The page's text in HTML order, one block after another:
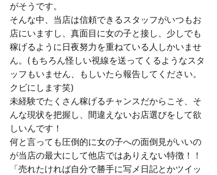
がそうです。
そんな中、当店は信頼できるスタッフがいつもお
店にいますし、真面目に女の子と接し、少しでも
稼げるように日夜努力を重ねている人しかいませ
ん。(もちろん怪しい視線を送ってくるようなスタ
ッフもいません、もしいたら報告してください。
クビにします笑)
未経験でたくさん稼げるチャンスだからこそ、そ
んな現状を把握し、間違えないお店選びをして欲
しいんです！
何と言っても圧倒的に女の子への面倒見がいいの
が当店の最大にして他店ではありえない特徴！！
「売れたければ自分で勝手に写メ日記とかツイッ